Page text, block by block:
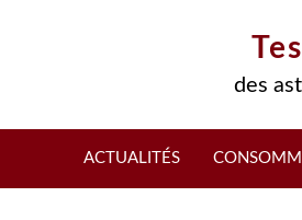
des
ACTUALITÉS